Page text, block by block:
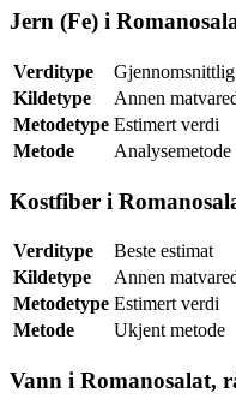
Jern (Fe) i
Verditype
Kildetype
Annen
Metodetype Estimert verdi
Metode
Analysemetode
Kostfiber i
Verditype
Beste estimat
Kildetype
Annen
Metodetype Estimert verdi
Metode
Ukjent metode
Vann i Romanosalat,